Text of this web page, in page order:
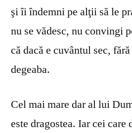
şi îi îndemni pe alţii să le
nu se vă­desc, nu convingi
că dacă e cuvântul sec,
degeaba.
Cel mai mare dar al lui
este dragostea. Iar cei care